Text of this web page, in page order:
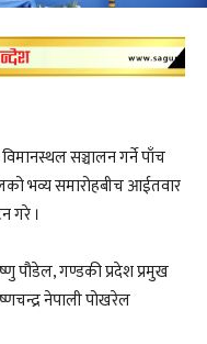
विमानस्थल सञ्चालन गर्ने पाँच
भव्य समारोहबीच आईतवार
गरे ।
पौडेल, गण्डकी प्रदेश प्रमुख
नेपाली पोखरेल